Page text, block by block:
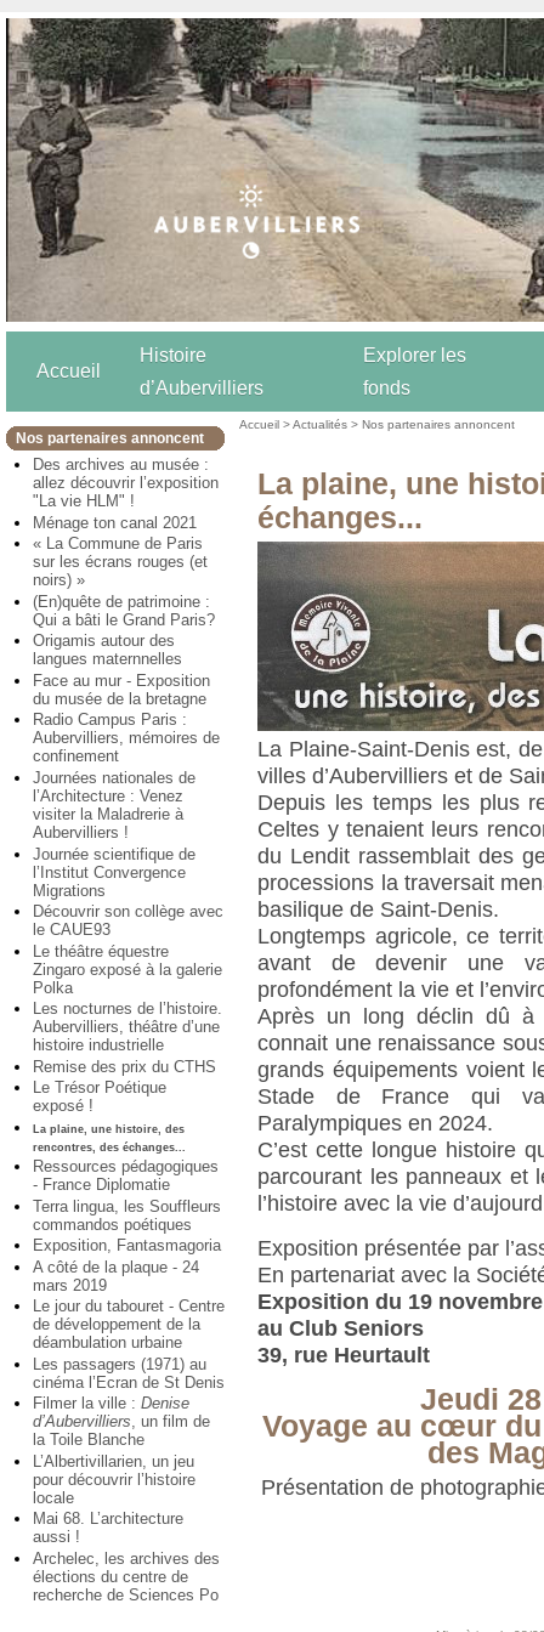
Accueil
Histoire
d’Aubervilliers
Explorer les
fonds
Nos partenaires annoncent
Des archives au musée :
allez découvrir l’exposition
"La vie HLM" !
Ménage ton canal 2021
« La Commune de Paris
sur les écrans rouges (et
noirs) »
(En)quête de patrimoine :
Qui a bâti le Grand Paris?
Origamis autour des
langues maternnelles
Face au mur - Exposition
du musée de la bretagne
Radio Campus Paris :
Aubervilliers, mémoires de
confinement
Journées nationales de
l’Architecture : Venez
visiter la Maladrerie à
Aubervilliers !
Journée scientifique de
l’Institut Convergence
Migrations
Découvrir son collège avec
le CAUE93
Le théâtre équestre
Zingaro exposé à la galerie
Polka
Les nocturnes de l’histoire.
Aubervilliers, théâtre d’une
histoire industrielle
Remise des prix du CTHS
Le Trésor Poétique
exposé !
La plaine, une histoire, des
rencontres, des échanges...
Ressources pédagogiques
- France Diplomatie
Terra lingua, les Souffleurs
commandos poétiques
Exposition, Fantasmagoria
A côté de la plaque - 24
mars 2019
Le jour du tabouret - Centre
de développement de la
déambulation urbaine
Les passagers (1971) au
cinéma l’Ecran de St Denis
Filmer la ville : Denise
d’Aubervilliers, un film de
la Toile Blanche
L’Albertivillarien, un jeu
pour découvrir l’histoire
locale
Mai 68. L’architecture
aussi !
Archelec, les archives des
élections du centre de
recherche de Sciences Po
Accueil >Actualités>Nos partenaires annoncent
La plaine, une
échanges...
La Plaine-Saint-Denis est,
villes d’Aubervilliers et de
Depuis les temps les plus
Celtes y tenaient leurs
du Lendit rassemblait des
processions la traversait
basilique de Saint-Denis.
Longtemps agricole, ce
avant de devenir une
profondément la vie et
Après un long déclin dû à
connait une renaissance
grands équipements voient
Stade de France qui
Paralympiques en 2024.
C’est cette longue histoire
parcourant les panneaux et
l’histoire avec la vie
Exposition présentée par
En partenariat avec la
Exposition du 19
au Club Seniors
39, rue Heurtault
Jeudi
Voyage au cœur
des
Présentation de